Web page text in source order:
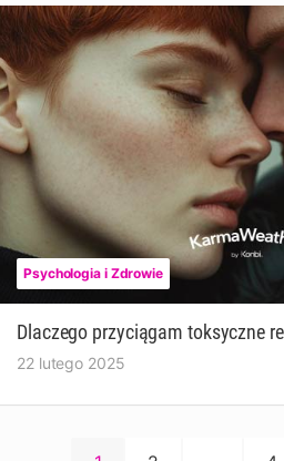
Psychologia i Zdrowie
Dlaczego przyciągam toksyczne
22 lutego 2025
Stronicowanie